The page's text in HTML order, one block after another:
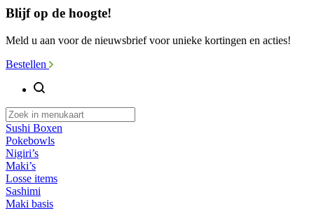
Blijf op de hoogte!
Meld u aan voor de nieuwsbrief voor unieke kortingen en acties!
Bestellen
Sushi Boxen
Pokebowls
Nigiri’s
Maki’s
Losse items
Sashimi
Maki basis